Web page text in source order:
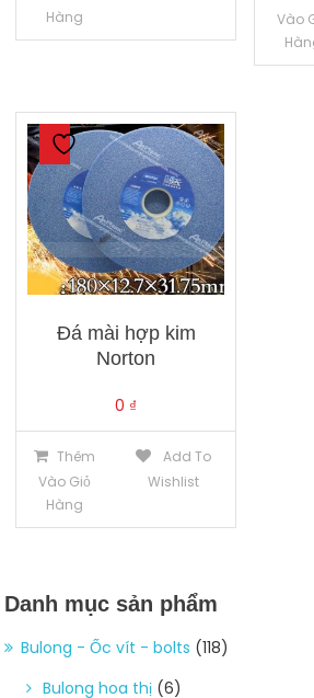
Hàng
Vào
Đá mài hợp kim
Norton
0 ₫
Thêm
Vào Giỏ
Hàng
Add To
Wishlist
Danh mục sản phẩm
Bulong - Ốc vít - bolts (118)
Bulong hoa thị (6)